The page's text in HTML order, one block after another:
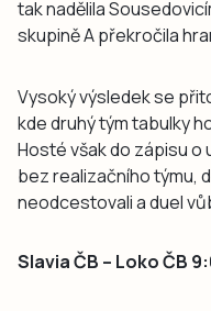
tak nadělila
skupině A překročila
Vysoký výsledek se
kde druhý tým tabulky
Hosté však do zápisu o
bez realizačního týmu,
neodcestovali a duel
Slavia ČB – Loko ČB